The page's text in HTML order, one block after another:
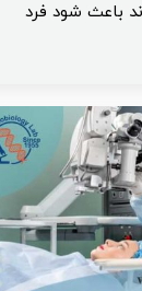
باعث شود فرد